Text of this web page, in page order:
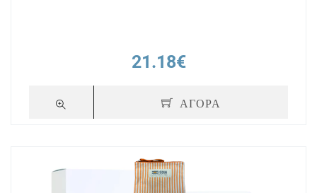
21.18€
ΑΓΟΡΑ